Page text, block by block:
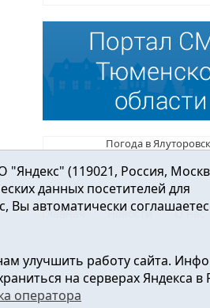
Погода в
Главная Новости О нас
сфере связи, информационных
(119021, Россия,
данных посетителей для
Вы автоматически
улучшить работу сайта.
на серверах Яндекса в
оператора